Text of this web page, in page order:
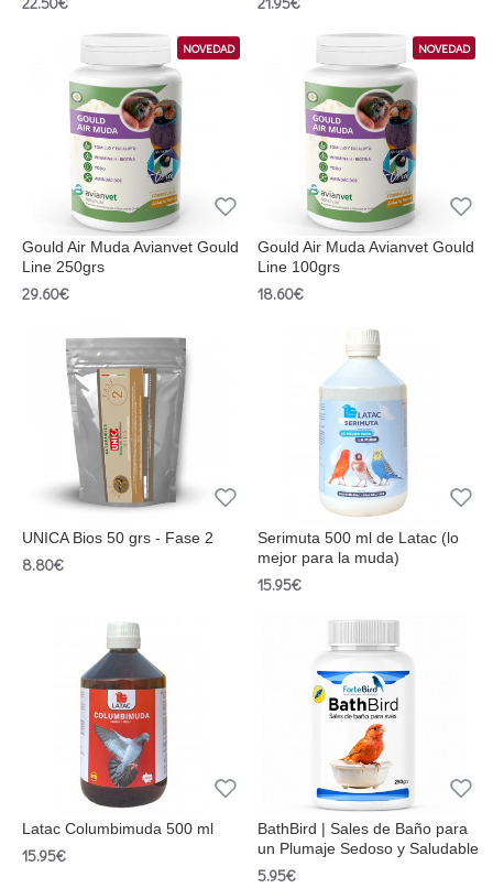
NOVEDAD
Gould Air Muda Avianvet Gould
Line 250grs
29.60€
NOVEDAD
Gould Air Muda Avianvet Gould
Line 100grs
18.60€
UNICA Bios 50 grs - Fase 2
8.80€
Serimuta 500 ml de Latac (lo
mejor para la muda)
15.95€
Latac Columbimuda 500 ml
15.95€
BathBird | Sales de Baño para
un Plumaje Sedoso y Saludable
5.95€